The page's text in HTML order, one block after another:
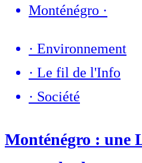
Monténégro ·
· Environnement
· Le fil de l'Info
· Société
Monténégro : une